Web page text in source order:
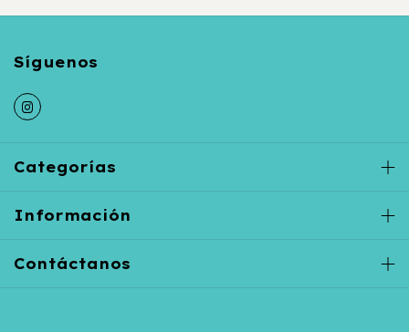
Categorías
Información
Contáctanos